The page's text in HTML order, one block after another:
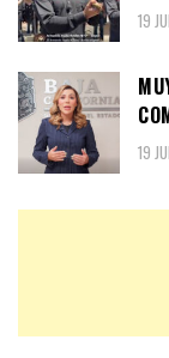
19
19